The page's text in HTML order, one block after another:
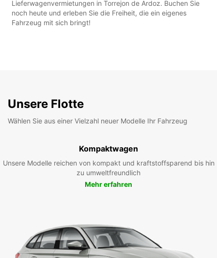
Lieferwagenvermietungen in Torrejon de Ardoz. Buchen Sie
noch heute und erleben Sie die Freiheit, die ein eigenes
Fahrzeug mit sich bringt!
Unsere Flotte
Wählen Sie aus einer Vielzahl neuer Modelle Ihr Fahrzeug
Kompaktwagen
Unsere Modelle reichen von kompakt und kraftstoffsparend bis hin
zu umweltfreundlich
Mehr erfahren